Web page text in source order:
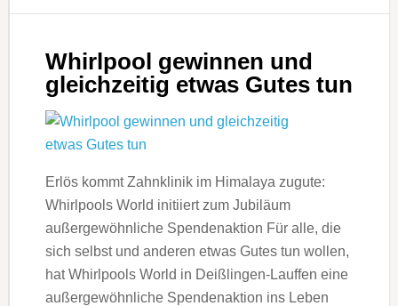
Whirlpool gewinnen und
gleichzeitig etwas Gutes tun
Erlös kommt Zahnklinik im Himalaya zugute:
Whirlpools World initiiert zum Jubiläum
außergewöhnliche Spendenaktion Für alle, die
sich selbst und anderen etwas Gutes tun wollen,
hat Whirlpools World in Deißlingen-Lauffen eine
außergewöhnliche Spendenaktion ins Leben